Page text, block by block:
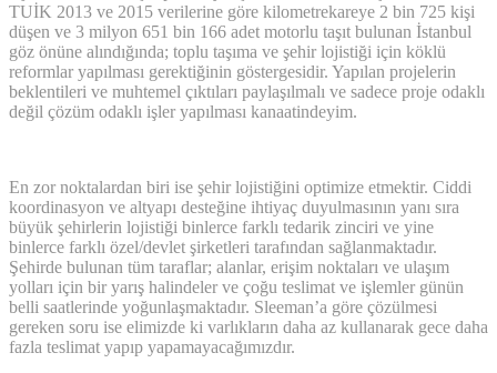
TUİK 2013 ve 2015 verilerine göre kilometrekareye 2 bin 725 kişi
düşen ve 3 milyon 651 bin 166 adet motorlu taşıt bulunan İstanbul
göz önüne alındığında; toplu taşıma ve şehir lojistiği için köklü
reformlar yapılması gerektiğinin göstergesidir. Yapılan projelerin
beklentileri ve muhtemel çıktıları paylaşılmalı ve sadece proje odaklı
değil çözüm odaklı işler yapılması kanaatindeyim.
En zor noktalardan biri ise şehir lojistiğini optimize etmektir. Ciddi
koordinasyon ve altyapı desteğine ihtiyaç duyulmasının yanı sıra
büyük şehirlerin lojistiği binlerce farklı tedarik zinciri ve yine
binlerce farklı özel/devlet şirketleri tarafından sağlanmaktadır.
Şehirde bulunan tüm taraflar; alanlar, erişim noktaları ve ulaşım
yolları için bir yarış halindeler ve çoğu teslimat ve işlemler günün
belli saatlerinde yoğunlaşmaktadır. Sleeman’a göre çözülmesi
gereken soru ise elimizde ki varlıkların daha az kullanarak gece daha
fazla teslimat yapıp yapamayacağımızdır.